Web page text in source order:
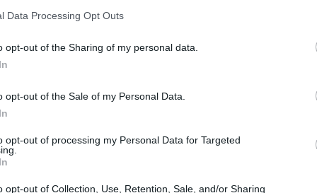
Data Processing Opt Outs
opt-out of the Sharing of my personal data.
opt-out of the Sale of my Personal Data.
opt-out of processing my Personal Data for Targeted
opt-out of Collection, Use, Retention, Sale, and/or Sharing
veselības rezervi un ļoti labi tankoja gargulas, pat
atkal pievīla un atkal riskē tikt atlaists no mana
viņš ir pārāk apzinājies faktu, ka man pašlaik nav nekā
tipa spēlētājs. Mans tuvcīņas ierocis ir Guardian's
tālās darbības ieroči ir Longbow un Shortbow. Kad šis
vai tas parasti tiek uzskatīts par atbilstošu, bet
līmeni, kas nav prātu nomācošs viegls režīms, bet
bosa, jo tas man nemaz nešķiet jautri.
Gargoyles video beigas. Paldies par skatīšanos.